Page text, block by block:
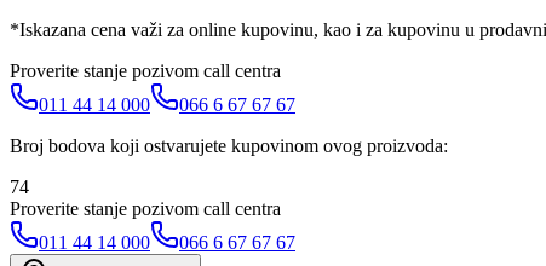
*Iskazana cena važi za online kupovinu, kao i za kupovinu u
Proverite stanje pozivom call centra
011 44 14 000
066 6 67 67 67
Broj bodova koji ostvarujete kupovinom ovog proizvoda:
74
Proverite stanje pozivom call centra
011 44 14 000
066 6 67 67 67